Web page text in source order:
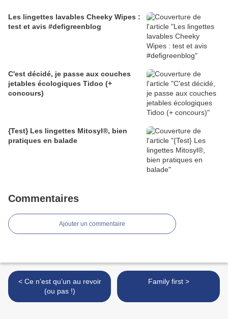
Les lingettes lavables Cheeky Wipes :
test et avis #defigreenblog
C'est décidé, je passe aux couches
jetables écologiques Tidoo (+
concours)
{Test} Les lingettes Mitosyl®, bien
pratiques en balade
Commentaires
Ajouter un commentaire
< Ce n’est qu’un au revoir
(ou pas !)
Family first >